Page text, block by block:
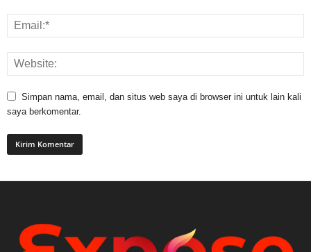
Simpan nama, email, dan situs web saya di browser ini untuk lain kali
saya berkomentar.